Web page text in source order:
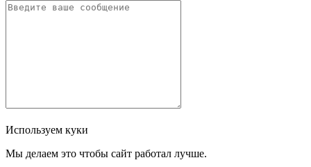
Используем куки
Мы делаем это чтобы сайт работал лучше.